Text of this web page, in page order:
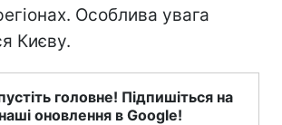
Особлива увага
Києву.
головне! Підпишіться на
наші оновлення в Google!